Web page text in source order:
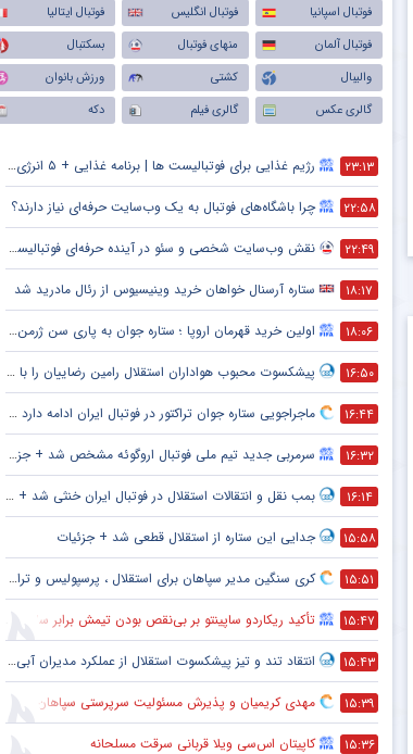
فوتبال اسپانیا
فوتبال انگلیس
فوتبال ایتالیا
فوتبال آلمان
منهای فوتبال
بسکتبال
والیبال
کشتی
ورزش بانوان
گالری عکس
گالری فیلم دکه
۲۳:۱۳ رژیم غذایی برای فوتبالیست ها | برنامه غذایی + ۵ انرژی زا
۲۲:۵۸ چرا باشگاه‌های فوتبال به یک وب‌سایت حرفه‌ای نیاز دارند؟
۲۲:۴۹ نقش وب‌سایت شخصی و سئو در آینده حرفه‌ای فوتبالیست‌ها و مربیان
۱۸:۱۷ ستاره آرسنال خواهان خرید وینیسیوس از رئال مادرید شد
۱۸:۰۶ اولین خرید قهرمان اروپا ؛ ستاره جوان به پاری سن ژرمن می رود
۱۶:۵۰ پیشکسوت محبوب هواداران استقلال رامین رضاییان را با خاک یکسان کرد + جزئیات
۱۶:۴۴ ماجراجویی ستاره جوان تراکتور در فوتبال ایران ادامه دارد + جزئیات
۱۶:۳۲ سرمربی جدید تیم ملی فوتبال اروگوئه مشخص شد + جزئیات
۱۶:۱۴ بمب نقل و انتقالات استقلال در فوتبال ایران خنثی شد + جزئیات
۱۵:۵۸ جدایی این ستاره از استقلال قطعی شد + جزئیات
۱۵:۵۱ کری سنگین مدیر سپاهان برای استقلال ، پرسپولیس و تراکتور + جزئیات
۱۵:۴۷ تأکید ریکاردو ساپینتو بر بی‌نقص بودن تیمش برابر سالزبورگ
۱۵:۴۳ انتقاد تند و تیز پیشکسوت استقلال از عملکرد مدیران آبی + جزئیات
۱۵:۳۹ مهدی کریمیان و پذیرش مسئولیت سرپرستی سپاهان
۱۵:۳۶ کاپیتان اس‌سی ویلا قربانی سرقت مسلحانه